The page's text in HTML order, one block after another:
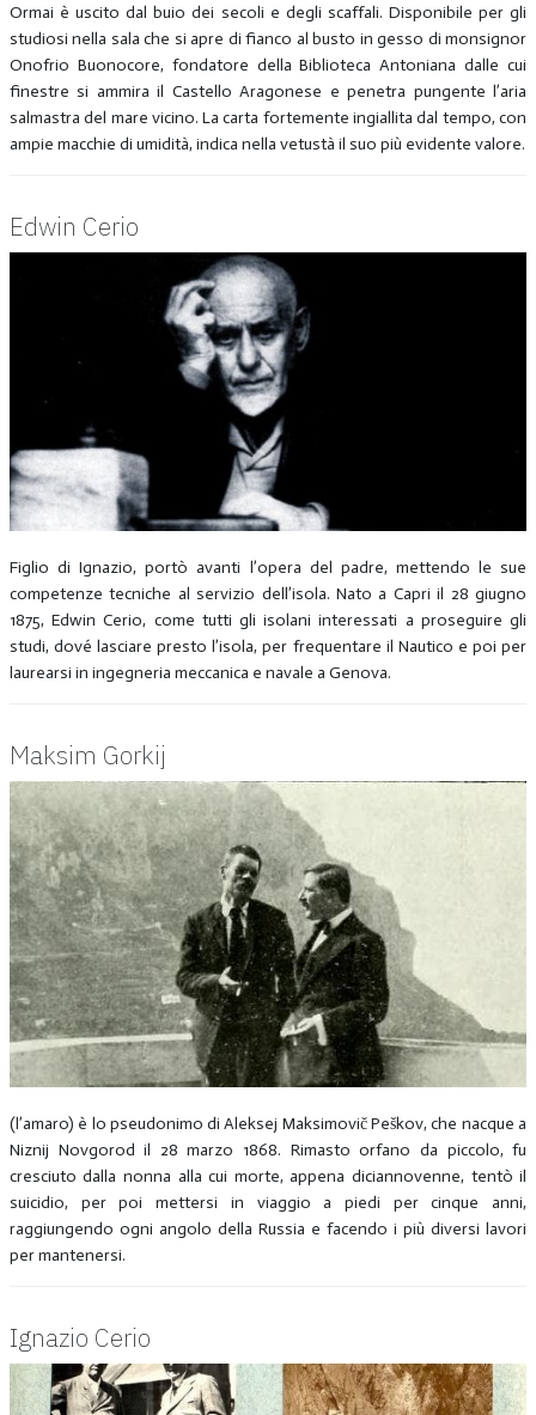
Ormai è uscito dal buio dei secoli e degli scaffali. Disponibile per gli
studiosi nella sala che si apre di fianco al busto in gesso di monsignor
Onofrio Buonocore, fondatore della Biblioteca Antoniana dalle cui
finestre si ammira il Castello Aragonese e penetra pungente l’aria
salmastra del mare vicino. La carta fortemente ingiallita dal tempo, con
ampie macchie di umidità, indica nella vetustà il suo più evidente valore.
Edwin Cerio
Figlio di Ignazio, portò avanti l’opera del padre, mettendo le sue
competenze tecniche al servizio dell’isola. Nato a Capri il 28 giugno
1875, Edwin Cerio, come tutti gli isolani interessati a proseguire gli
studi, dové lasciare presto l’isola, per frequentare il Nautico e poi per
laurearsi in ingegneria meccanica e navale a Genova.
Maksim Gorkij
(l’amaro) è lo pseudonimo di Aleksej Maksimovič Peškov, che nacque a
Niznij Novgorod il 28 marzo 1868. Rimasto orfano da piccolo, fu
cresciuto dalla nonna alla cui morte, appena diciannovenne, tentò il
suicidio, per poi mettersi in viaggio a piedi per cinque anni,
raggiungendo ogni angolo della Russia e facendo i più diversi lavori
per mantenersi.
Ignazio Cerio